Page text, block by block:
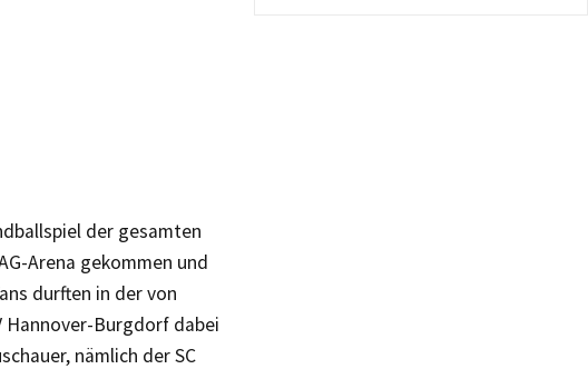
der gesamten
Arena gekommen und
durften in der von
Hannover-Burgdorf dabei
nämlich der SC